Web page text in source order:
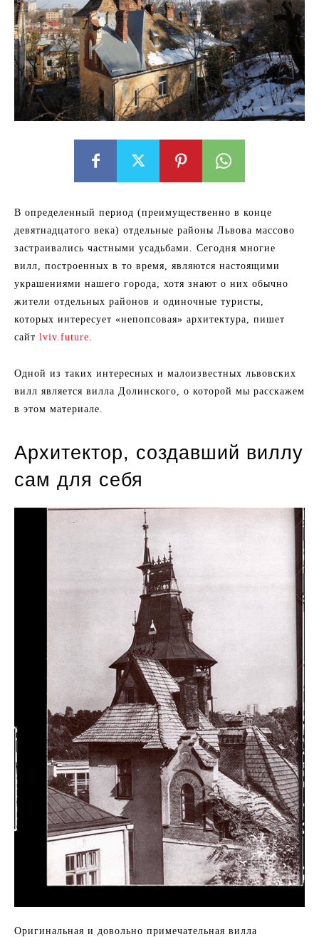
В определенный период (преимущественно в конце
девятнадцатого века) отдельные районы Львова массово
застраивались частными усадьбами. Сегодня многие
вилл, построенных в то время, являются настоящими
украшениями нашего города, хотя знают о них обычно
жители отдельных районов и одиночные туристы,
которых интересует «непопсовая» архитектура, пишет
сайт lviv.future.
Одной из таких интересных и малоизвестных львовских
вилл является вилла Долинского, о которой мы расскажем
в этом материале.
Архитектор, создавший виллу
сам для себя
Оригинальная и довольно примечательная вилла